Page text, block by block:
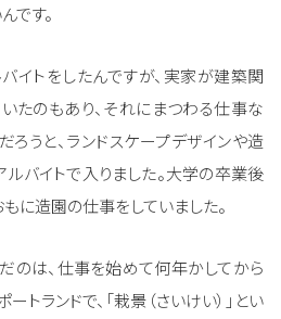
です。
イトをしたんですが、実家が建築関
たのもあり、それにまつわる仕事な
ろうと、ランドスケープデザインや造
バイトで入りました。大学の卒業後
に造園の仕事をしていました。
のは、仕事を始めて何年かしてから
トランドで、「栽景（さいけい）」とい